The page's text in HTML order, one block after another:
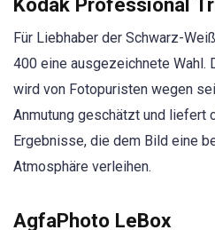
Kodak Professional
Für Liebhaber der Schwarz-
400 eine ausgezeichnete Wahl.
wird von Fotopuristen wegen
Anmutung geschätzt und liefert
Ergebnisse, die dem Bild eine
Atmosphäre verleihen.
AgfaPhoto LeBox